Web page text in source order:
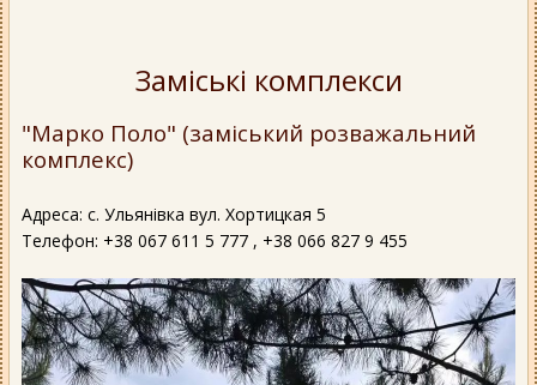
Заміські комплекси
"Марко Поло" (заміський розважальний
комплекс)
Адреса: с. Ульянівка вул. Хортицкая 5
Телефон: +38 067 611 5 777 , +38 066 827 9 455